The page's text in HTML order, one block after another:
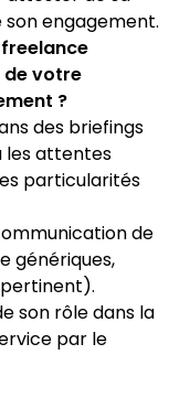
engagement.
de votre
?
des briefings
les attentes
particularités
de
génériques,
son rôle dans la
par le